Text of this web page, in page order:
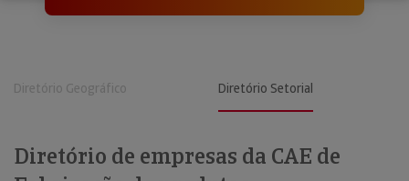
Diretório Geográfico Diretório Setorial
Diretório de empresas da CAE de